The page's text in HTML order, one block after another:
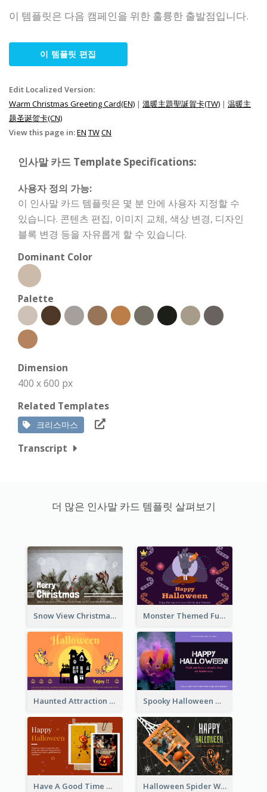
이 템플릿은 다음 캠페인을 위한 훌륭한 출발점입니다.
이 템플릿 편집
Edit Localized Version:
Warm Christmas Greeting Card(EN) | 溫暖主題聖誕賀卡(TW) | 温暖主
题圣诞贺卡(CN)
View this page in:EN TWCN
인사말 카드 Template Specifications:
사용자 정의 가능:
이 인사말 카드 템플릿은 몇 분 안에 사용자 지정할 수
있습니다. 콘텐츠 편집, 이미지 교체, 색상 변경, 디자인
블록 변경 등을 자유롭게 할 수 있습니다.
Dominant Color
Palette
Dimension
400 x 600 px
Related Templates
크리스마스
Transcript
더 많은 인사말 카드 템플릿 살펴보기
Snow View Christmas Card With Simple Design Monster Themed Fun Halloween Greeting Card
Haunted Attraction Themed Halloween Card Spooky Halloween Greeting Card
Have A Good Time This Halloween Greeting Card Halloween Spider Web Greeting Card